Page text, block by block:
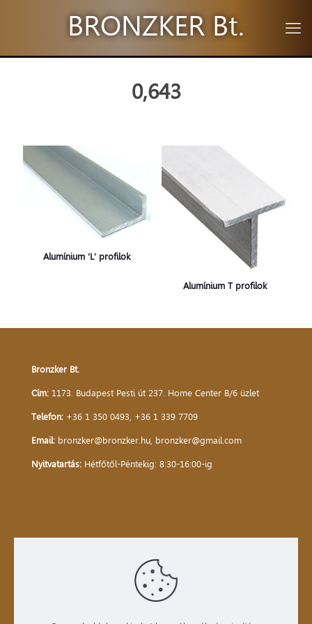
BRONZKER Bt.
0,643
Alumínium ‘L’ profilok
Alumínium T profilok
Bronzker Bt.
Cím: 1173. Budapest Pesti út 237. Home Center B/6 üzlet
Telefon: +36 1 350 0493, +36 1 339 7709
Email: bronzker@bronzker.hu, bronzker@gmail.com
Nyitvatartás: Hétfőtől-Péntekig: 8:30-16:00-ig
Termékek